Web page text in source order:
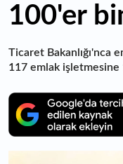
100'er
Ticaret Bakanlığı'nca
117 emlak